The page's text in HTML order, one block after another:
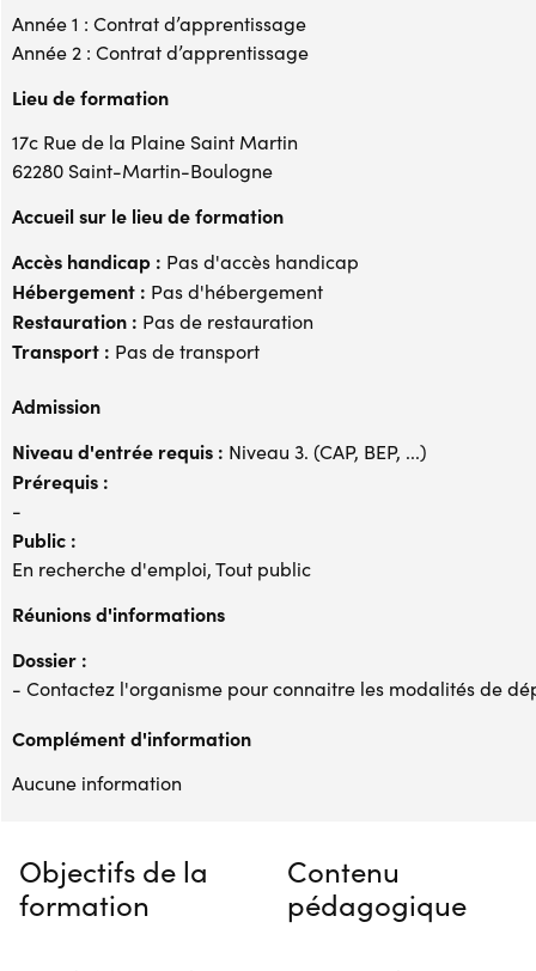
Année 1 : Contrat d’apprentissage
Année 2 : Contrat d’apprentissage
Lieu de formation
17c Rue de la Plaine Saint Martin
62280 Saint-Martin-Boulogne
Accueil sur le lieu de formation
Accès handicap : Pas d'accès handicap
Hébergement : Pas d'hébergement
Restauration : Pas de restauration
Transport : Pas de transport
Admission
Niveau d'entrée requis : Niveau 3. (CAP, BEP, ...)
Prérequis :
-
Public :
En recherche d'emploi, Tout public
Réunions d'informations
Dossier :
- Contactez l'organisme pour connaitre les modalités de
Complément d'information
Aucune information
Objectifs de la
formation
Contenu
pédagogique